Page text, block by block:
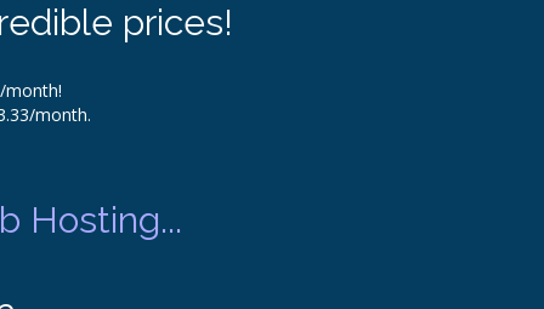
prices!
month!
month.
Hosting...